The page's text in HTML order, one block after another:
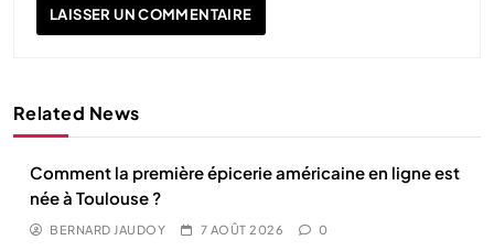
Related News
Comment la première épicerie américaine en ligne est
née à Toulouse ?
BERNARD JAUDOY 7 AOÛT 2026 0